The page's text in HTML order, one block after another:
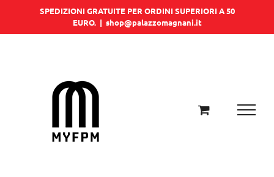
SPEDIZIONI GRATUITE PER ORDINI SUPERIORI A 50
EURO. | shop@palazzomagnani.it